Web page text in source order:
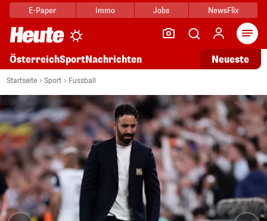
E-Paper Immo Jobs NewsFlix
ÖsterreichSportNachrichten Neueste
Startseite Sport Fussball